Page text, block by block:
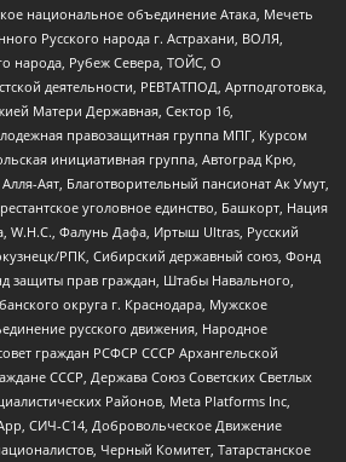
национальное объединение Атака, Мечеть
Русского народа г. Астрахани, ВОЛЯ,
народа, Рубеж Севера, ТОЙС, О
деятельности, РЕВТАТПОД, Артподготовка,
Матери Державная, Сектор 16,
правозащитная группа МПГ, Курсом
инициативная группа, Автоград Крю,
Аят, Благотворительный пансионат Ак Умут,
уголовное единство, Башкорт, Нация
W.H.С., Фалунь Дафа, Иртыш Ultras, Русский
РПК, Сибирский державный союз, Фонд
защиты прав граждан, Штабы Навального,
округа г. Краснодара, Мужское
русского движения, Народное
граждан РСФСР СССР Архангельской
СССР, Держава Союз Советских Светлых
Районов, Meta Platforms Inc,
СИЧ-С14, Добровольческое Движение
Черный Комитет, Татарстанское